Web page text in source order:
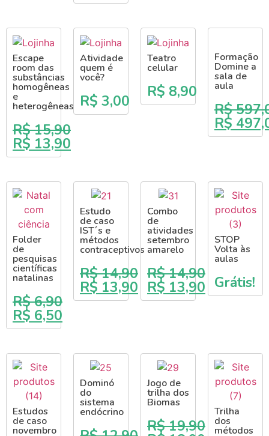
Escape
room das
substâncias
homogêneas
e
heterogêneas
R$15,90
R$ 13,90
Atividade
quem é
você?
R$ 3,00
Teatro
celular
R$ 8,90
Formação
Domine a
sala de
aula
R$
R$
Folder
de
pesquisas
científicas
natalinas
R$6,90
R$ 6,50
Estudo
de caso
IST´s e
métodos
contraceptivos
R$14,90
R$ 13,90
Combo
de
atividades
setembro
amarelo
R$14,90
R$ 13,90
STOP
Volta às
aulas
Grátis!
Estudos
de caso
novembro
Dominó
do
sistema
endócrino
Jogo de
trilha dos
Biomas
R$19,90
Trilha
dos
métodos